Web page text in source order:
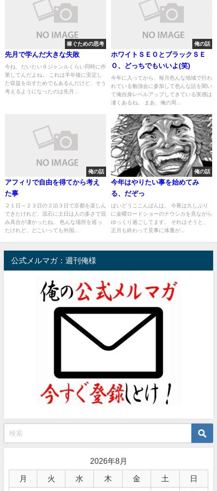
稼ぐための思考
先月で学んだ大きな失敗
今ね、だいたい６ジャンルくらい同時に作
業してんだよね。 これは半年後に安定し
た収益を出すためでもあるんだけど、そう
考えるようになったのは先月...
俺の話
ホワイトＳＥＯとブラックＳＥ
Ｏ、どっちでもいいよ(笑)
今年に入ってから、毎月色んな地域で行わ
れている勉強会に参加して色んな話を聞い
て俺自身レベルアップしてきている実感は
凄くあるね。 まあ、俺の周...
俺の話
アフィリで自由を得てから考え
た事
２１日～２３日の２泊３日で京都を楽しん
できたけれど、流石に土日は人の多さで混
み具合が凄かったね。 色んな場所を巡っ
たけれど、どこいっても外国...
俺の話
今年はやりたい事を始めてみ
る、だぞっ
はいどうここんばんは。 今夜は久しぶり
に金曜ロードショーのナウシカを見ながら
ゆっくり過ごしてます。 それはそうと、
正月も終わって見事に体重が...
公式メルマガ：週刊俺様
2026年8月
月 火 水 木 金 土 日